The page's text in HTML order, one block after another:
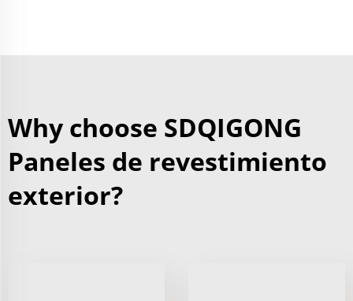
Why choose SDQIGONG
Paneles de revestimiento
exterior?